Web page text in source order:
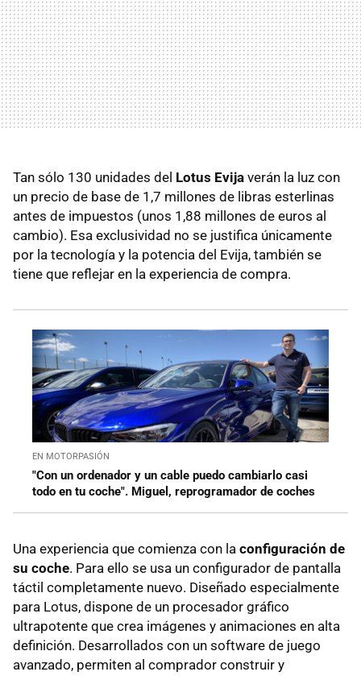
Tan sólo 130 unidades del Lotus Evija verán la luz con
un precio de base de 1,7 millones de libras esterlinas
antes de impuestos (unos 1,88 millones de euros al
cambio). Esa exclusividad no se justifica únicamente
por la tecnología y la potencia del Evija, también se
tiene que reflejar en la experiencia de compra.
EN MOTORPASIÓN
"Con un ordenador y un cable puedo cambiarlo casi
todo en tu coche". Miguel, reprogramador de coches
Una experiencia que comienza con la configuración de
su coche. Para ello se usa un configurador de pantalla
táctil completamente nuevo. Diseñado especialmente
para Lotus, dispone de un procesador gráfico
ultrapotente que crea imágenes y animaciones en alta
definición. Desarrollados con un software de juego
avanzado, permiten al comprador construir y